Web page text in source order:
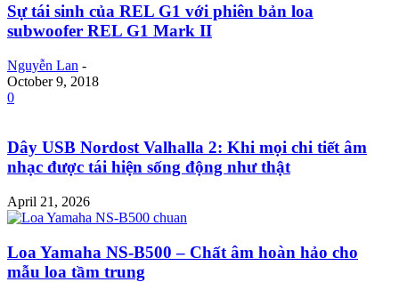
Sự tái sinh của REL G1 với phiên bản loa
subwoofer REL G1 Mark II
Nguyễn Lan -
October 9, 2018
0
Dây USB Nordost Valhalla 2: Khi mọi chi tiết âm
nhạc được tái hiện sống động như thật
April 21, 2026
Loa Yamaha NS-B500 – Chất âm hoàn hảo cho
mẫu loa tầm trung